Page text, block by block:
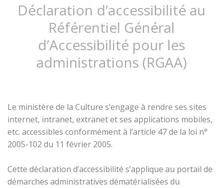
Déclaration d’accessibilité au
Référentiel Général
d’Accessibilité pour les
administrations (RGAA)
Le ministère de la Culture s’engage à rendre ses sites
internet, intranet, extranet et ses applications mobiles,
etc. accessibles conformément à l’article 47 de la loi n°
2005-102 du 11 février 2005.
Cette déclaration d’accessibilité s’applique au portail de
démarches administratives dématérialisées du